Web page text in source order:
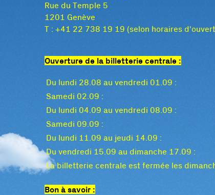
Rue du Temple 5
1201 Genève
T : +41 22 738 19 19 (selon horaires
Ouverture de la billetterie centrale :
Du lundi 28.08 au vendredi 01.09 :
Samedi 02.09 :
Du lundi 04.09 au vendredi 08.09 :
Samedi 09.09 :
Du lundi 11.09 au jeudi 14.09 :
Du vendredi 15.09 au dimanche 17.09 :
La billetterie centrale est fermée les
Bon à savoir :